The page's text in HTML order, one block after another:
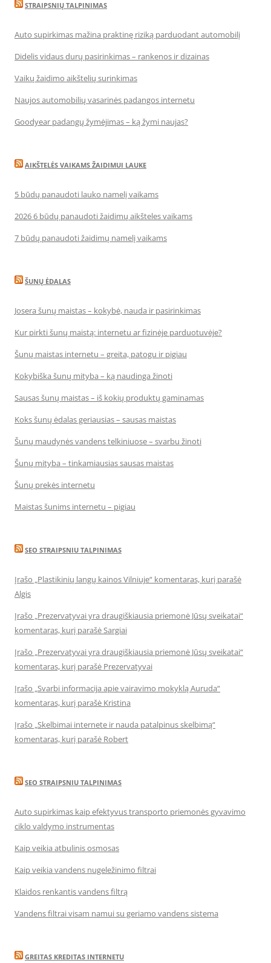
STRAIPSNIŲ TALPINIMAS
Auto supirkimas mažina praktinę riziką parduodant automobilį
Didelis vidaus durų pasirinkimas – rankenos ir dizainas
Vaikų žaidimo aikštelių surinkimas
Naujos automobilių vasarinės padangos internetu
Goodyear padangų žymėjimas – ką žymi naujas?
AIKŠTELĖS VAIKAMS ŽAIDIMUI LAUKE
5 būdų panaudoti lauko namelį vaikams
2026 6 būdų panaudoti žaidimų aikšteles vaikams
7 būdų panaudoti žaidimų namelį vaikams
ŠUNŲ ĖDALAS
Josera šunų maistas – kokybė, nauda ir pasirinkimas
Kur pirkti šunų maistą: internetu ar fizinėje parduotuvėje?
Šunų maistas internetu – greita, patogu ir pigiau
Kokybiška šunų mityba – ką naudinga žinoti
Sausas šunų maistas – iš kokių produktų gaminamas
Koks šunų ėdalas geriausias – sausas maistas
Šunų maudynės vandens telkiniuose – svarbu žinoti
Šunų mityba – tinkamiausias sausas maistas
Šunų prekės internetu
Maistas šunims internetu – pigiau
SEO STRAIPSNIU TALPINIMAS
Įrašo „Plastikinių langų kainos Vilniuje“ komentaras, kurį parašė
Algis
Įrašo „Prezervatyvai yra draugiškiausia priemonė Jūsų sveikatai“
komentaras, kurį parašė Sargiai
Įrašo „Prezervatyvai yra draugiškiausia priemonė Jūsų sveikatai“
komentaras, kurį parašė Prezervatyvai
Įrašo „Svarbi informacija apie vairavimo mokyklą Auruda“
komentaras, kurį parašė Kristina
Įrašo „Skelbimai internete ir nauda patalpinus skelbimą“
komentaras, kurį parašė Robert
SEO STRAIPSNIU TALPINIMAS
Auto supirkimas kaip efektyvus transporto priemonės gyvavimo
ciklo valdymo instrumentas
Kaip veikia atbulinis osmosas
Kaip veikia vandens nugeležinimo filtrai
Klaidos renkantis vandens filtrą
Vandens filtrai visam namui su geriamo vandens sistema
GREITAS KREDITAS INTERNETU